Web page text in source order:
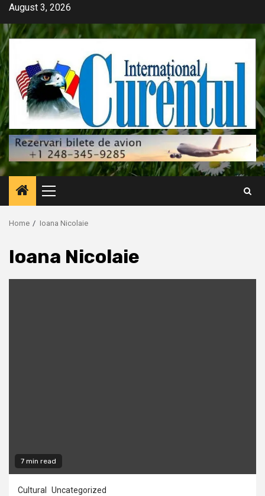
Skip
content
August 3, 2026
Primary
Menu
Home Ioana Nicolaie
Ioana Nicolaie
7 min read
Cultural Uncategorized